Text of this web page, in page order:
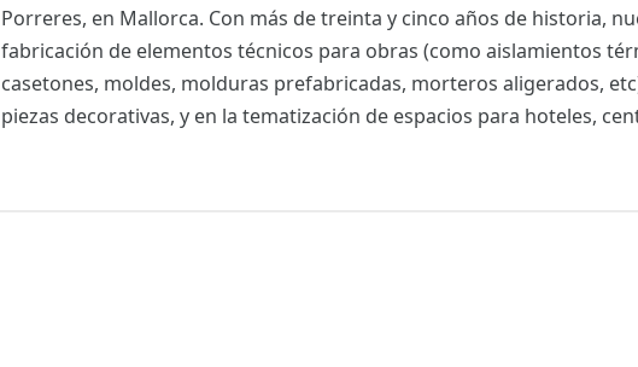
Porreres, en Mallorca. Con más de treinta y cinco años de historia,
fabricación de elementos técnicos para obras (como aislamientos
casetones, moldes, molduras prefabricadas, morteros aligerados,
piezas decorativas, y en la tematización de espacios para hoteles,